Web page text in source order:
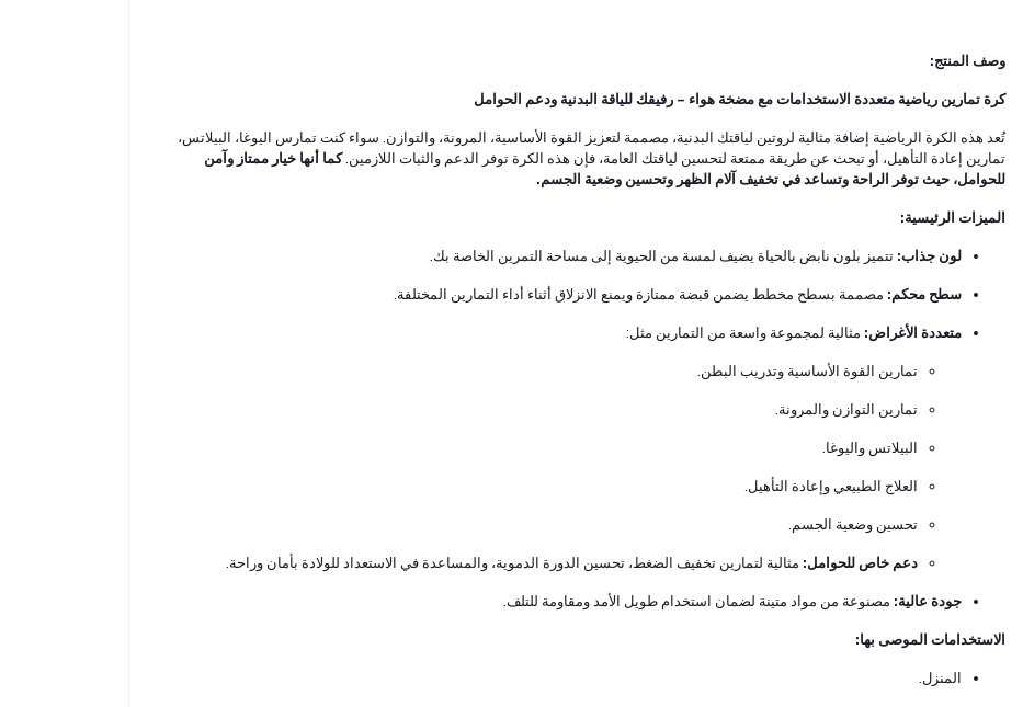
وصف المنتج:
كرة تمارين رياضية متعددة الاستخدامات مع مضخة هواء – رفيقك للياقة البدنية ودعم الحوامل
تُعد هذه الكرة الرياضية إضافة مثالية لروتين لياقتك البدنية، مصممة لتعزيز القوة الأساسية، المرونة، والتوازن. سواء كنت تمارس اليوغا، البيلاتس،
تمارين إعادة التأهيل، أو تبحث عن طريقة ممتعة لتحسين لياقتك العامة، فإن هذه الكرة توفر الدعم والثبات اللازمين.كما أنها خيار ممتاز وآمن
للحوامل، حيث توفر الراحة وتساعد في تخفيف آلام الظهر وتحسين وضعية الجسم.
الميزات الرئيسية:
لون جذاب: تتميز بلون نابض بالحياة يضيف لمسة من الحيوية إلى مساحة التمرين الخاصة بك.
سطح محكم: مصممة بسطح مخطط يضمن قبضة ممتازة ويمنع الانزلاق أثناء أداء التمارين المختلفة.
متعددة الأغراض: مثالية لمجموعة واسعة من التمارين مثل:
تمارين القوة الأساسية وتدريب البطن.
تمارين التوازن والمرونة.
البيلاتس واليوغا.
العلاج الطبيعي وإعادة التأهيل.
تحسين وضعية الجسم.
دعم خاص للحوامل: مثالية لتمارين تخفيف الضغط، تحسين الدورة الدموية، والمساعدة في الاستعداد للولادة بأمان وراحة.
جودة عالية: مصنوعة من مواد متينة لضمان استخدام طويل الأمد ومقاومة للتلف.
الاستخدامات الموصى بها:
المنزل.